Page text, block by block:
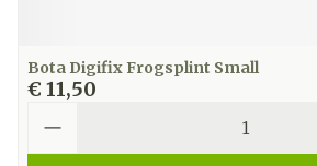
Bota Digifix Frogsplint Small
€ 11,50